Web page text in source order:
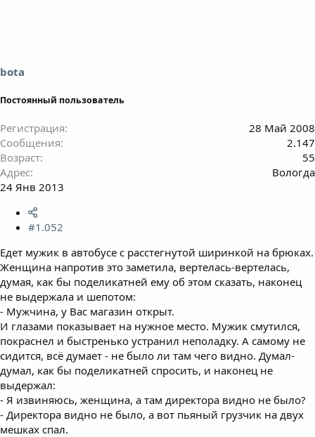
bota
Постоянный пользователь
Регистрация
28 Май 2008
Сообщения
2.147
Возраст
55
Адрес
Вологда
24 Янв 2013
#1.052
Едет мужик в автобусе с расстегнутой ширинкой на брюках.
Женщина напротив это заметила, вертелась-вертелась,
думая, как бы поделикатней ему об этом сказать, наконец
не выдержала и шепотом:
- Мужчина, у Вас магазин открыт.
И глазами показывает на нужное место. Мужик смутился,
покраснел и быстренько устранил неполадку. А самому не
сидится, всё думает - не было ли там чего видно. Думал-
думал, как бы поделикатней спросить, и наконец не
выдержал:
- Я извиняюсь, женщина, а там директора видно не было?
- Директора видно не было, а вот пьяный грузчик на двух
мешках спал.